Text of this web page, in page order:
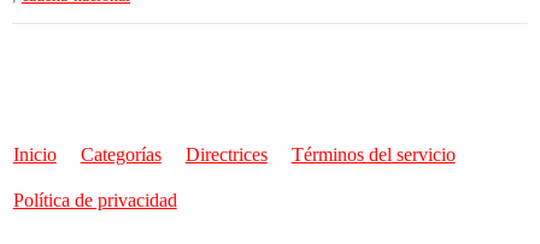
Inicio Categorías Directrices Términos del servicio
Política de privacidad